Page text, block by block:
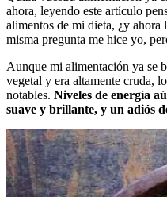
ahora, leyendo este artículo
alimentos de mi dieta, ¿y ahora
misma pregunta me hice yo,
Aunque mi alimentación ya se
vegetal y era altamente cruda,
notables. Niveles de energía
suave y brillante, y un adiós